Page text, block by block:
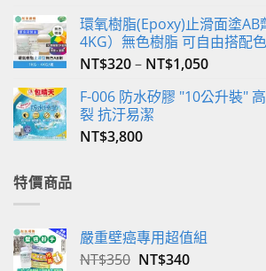
項
環氧樹脂(Epoxy)止滑面塗AB
4KG）無色樹脂 可自由搭配
NT$320– NT$1,050
F-006 防水矽膠 "10公升裝"
裂 抗汙易潔
NT$3,800
特價商品
嚴重壁癌專用超值組
NT$350 原
NT$340目